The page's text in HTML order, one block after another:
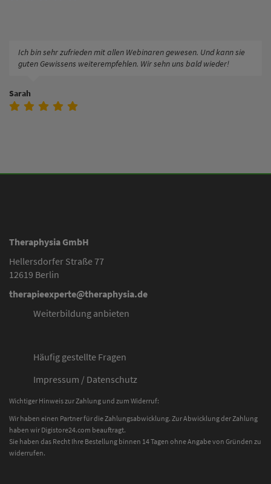
Ich bin sehr zufrieden mit allen Webinaren gewesen. Und kann sie
guten Gewissens weiterempfehlen. Wir sehn uns bald wieder!
Sarah
Theraphysia GmbH
Hellersdorfer Straße 77
12619 Berlin
therapieexperte@theraphysia.de
Weiterbildung anbieten
Häufig gestellte Fragen
Impressum / Datenschutz
Wichtiger Hinweis zur Zahlung und zum Widerruf:
Wir haben einen Partner für die Zahlungsabwicklung. Zur Abwicklung der Zahlung
haben wir Digistore24.com beauftragt.
Sie haben das Recht Ihre Bestellung binnen 14 Tagen ohne Angabe von Gründen zu
widerrufen.